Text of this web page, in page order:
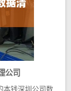
公司
钱深圳公司数